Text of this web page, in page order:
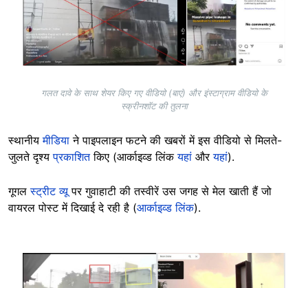
गलत दावे के साथ शेयर किए गए वीडियो (बाएं) और इंस्टाग्राम वीडियो के
स्क्रीनशॉट की तुलना
स्थानीयमीडियाने पाइपलाइन फटने की खबरों में इस वीडियो से मिलते-
जुलते दृश्यप्रकाशितकिए (आर्काइव्ड लिंकयहां औरयहां).
गूगलस्ट्रीट व्यूपर गुवाहाटी की तस्वीरें उस जगह से मेल खाती हैं जो
वायरल पोस्ट में दिखाई दे रही है (आर्काइव्ड लिंक).